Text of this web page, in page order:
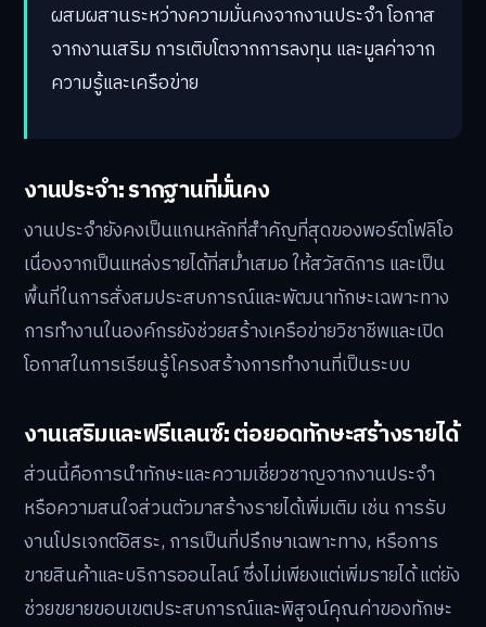
ผสมผสานระหว่างความมั่นคงจากงานประจำ โอกาส
จากงานเสริม การเติบโตจากการลงทุน และมูลค่าจาก
ความรู้และเครือข่าย
งานประจำ: รากฐานที่มั่นคง
งานประจำยังคงเป็นแกนหลักที่สำคัญที่สุดของพอร์ตโฟลิโอ
เนื่องจากเป็นแหล่งรายได้ที่สม่ำเสมอ ให้สวัสดิการ และเป็น
พื้นที่ในการสั่งสมประสบการณ์และพัฒนาทักษะเฉพาะทาง
การทำงานในองค์กรยังช่วยสร้างเครือข่ายวิชาชีพและเปิด
โอกาสในการเรียนรู้โครงสร้างการทำงานที่เป็นระบบ
งานเสริมและฟรีแลนซ์: ต่อยอดทักษะสร้างรายได้
ส่วนนี้คือการนำทักษะและความเชี่ยวชาญจากงานประจำ
หรือความสนใจส่วนตัวมาสร้างรายได้เพิ่มเติม เช่น การรับ
งานโปรเจกต์อิสระ, การเป็นที่ปรึกษาเฉพาะทาง, หรือการ
ขายสินค้าและบริการออนไลน์ ซึ่งไม่เพียงแต่เพิ่มรายได้ แต่ยัง
ช่วยขยายขอบเขตประสบการณ์และพิสูจน์คุณค่าของทักษะ